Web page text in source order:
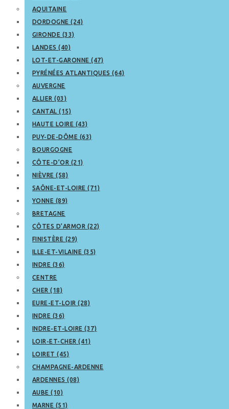
AQUITAINE
DORDOGNE (24)
GIRONDE (33)
LANDES (40)
LOT-ET-GARONNE (47)
PYRÉNÉES ATLANTIQUES (64)
AUVERGNE
ALLIER (03)
CANTAL (15)
HAUTE LOIRE (43)
PUY-DE-DÔME (63)
BOURGOGNE
CÔTE-D’OR (21)
NIÈVRE (58)
SAÔNE-ET-LOIRE (71)
YONNE (89)
BRETAGNE
CÔTES D’ARMOR (22)
FINISTÈRE (29)
ILLE-ET-VILAINE (35)
INDRE (36)
CENTRE
CHER (18)
EURE-ET-LOIR (28)
INDRE (36)
INDRE-ET-LOIRE (37)
LOIR-ET-CHER (41)
LOIRET (45)
CHAMPAGNE-ARDENNE
ARDENNES (08)
AUBE (10)
MARNE (51)